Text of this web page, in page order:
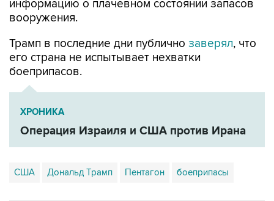
Трамп в последние дни публично
боеприпасов.
ХРОНИКА
Операция Израиля и США против Ирана
США Дональд Трамп Пентагон боеприпасы